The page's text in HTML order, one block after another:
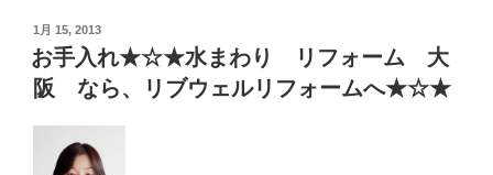
投
稿
日:
1月 15, 2013
お手入れ★☆★水まわり リフォーム 大
阪 なら、リブウェルリフォームへ★☆★